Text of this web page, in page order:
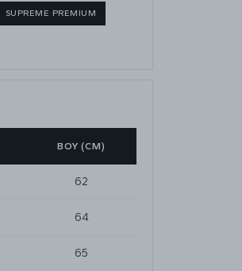
SUPREME PREMIUM
BOY (CM)
62
64
65